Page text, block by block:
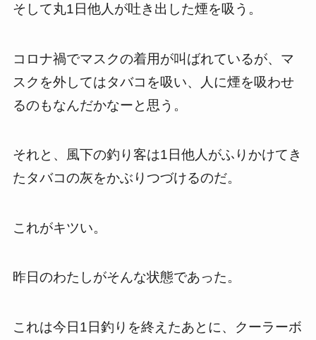
そして丸1日他人が吐き出した煙を吸う。
コロナ禍でマスクの着用が叫ばれているが、マ
スクを外してはタバコを吸い、人に煙を吸わせ
るのもなんだかなーと思う。
それと、風下の釣り客は1日他人がふりかけてき
たタバコの灰をかぶりつづけるのだ。
これがキツい。
昨日のわたしがそんな状態であった。
これは今日1日釣りを終えたあとに、クーラーボ